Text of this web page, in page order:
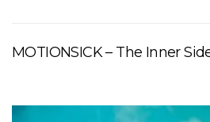
MOTIONSICK – The Inner